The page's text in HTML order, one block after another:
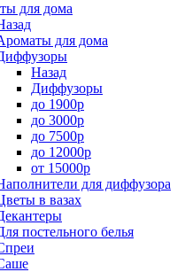
для дома
для дома
Назад
Диффузоры
до 1900р
до 3000р
до 7500р
до 12000р
от 15000р
для диффузора
в вазах
постельного белья